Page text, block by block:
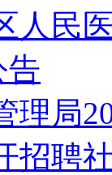
人民
告
理局
招聘